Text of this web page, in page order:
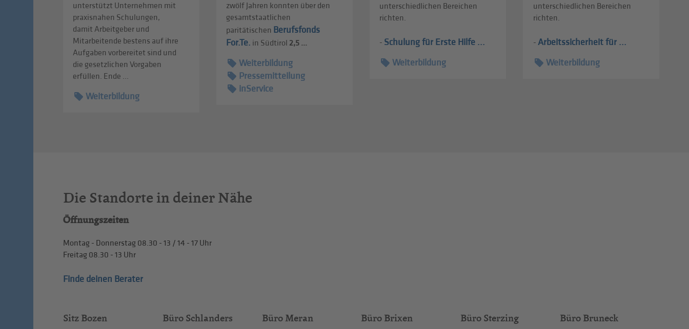
unterstützt Unternehmen mit
praxisnahen Schulungen,
damit Arbeitgeber und
Mitarbeitende bestens auf ihre
Aufgaben vorbereitet sind und
die gesetzlichen Vorgaben
erfüllen. Ende ...
Weiterbildung
zwölf Jahren konnten über den
gesamtstaatlichen
paritätischen Berufsfonds
For.Te. in Südtirol 2,5 ...
Weiterbildung
Pressemitteilung
inService
unterschiedlichen Bereichen
richten.
- Schulung für Erste Hilfe ...
Weiterbildung
unterschiedlichen Bereichen
richten.
- Arbeitssicherheit für ...
Weiterbildung
Die Standorte in deiner Nähe
Öffnungszeiten
Montag - Donnerstag 08.30 - 13 / 14 - 17 Uhr
Freitag 08.30 - 13 Uhr
Finde deinen Berater
Sitz Bozen Büro Schlanders Büro Meran Büro Brixen Büro Sterzing Büro Bruneck